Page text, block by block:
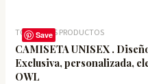
Save
TODOS LOS PRODUCTOS
CAMISETA UNISEX .
Exclusiva, personalizada,
OWL